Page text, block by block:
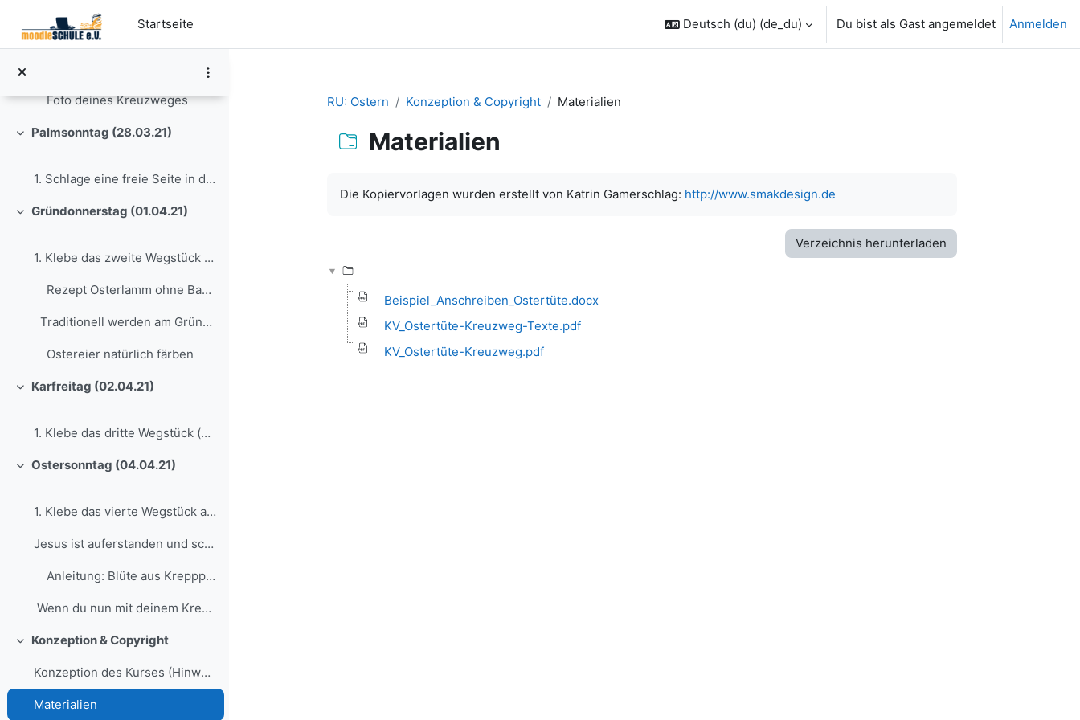
Startseite
Deutsch (du) ‎(de_du)‎ Du bist als Gast angemeldet Anmelden
Einklappen
Foto deines Kreuzweges
Einklappen
Palmsonntag (28.03.21)
1. Schlage eine freie Seite in deinem Religionshef...
Einklappen
Gründonnerstag (01.04.21)
1. Klebe das zweite Wegstück in dein Heft, direk...
Rezept Osterlamm ohne Backform
Traditionell werden am Gründonnerstag ...
Ostereier natürlich färben
Einklappen
Karfreitag (02.04.21)
1. Klebe das dritte Wegstück (über dem zweiten) au...
Einklappen
Ostersonntag (04.04.21)
1. Klebe das vierte Wegstück auf.2. Lies das passe...
Jesus ist auferstanden und schenkt uns ein neues L...
Anleitung: Blüte aus Krepppapier
Wenn du nun mit deinem Kreuzweg fertig bist,...
Einklappen
Konzeption & Copyright
Konzeption des Kurses (Hinweise für Lehrer:innen)
Materialien
RU: Ostern Konzeption & Copyright Materialien
Materialien
Die Kopiervorlagen wurden erstellt von Katrin Gamerschlag: http://www.smakdesign.de
Verzeichnis herunterladen
Beispiel_Anschreiben_Ostertüte.docx
KV_Ostertüte-Kreuzweg-Texte.pdf
KV_Ostertüte-Kreuzweg.pdf